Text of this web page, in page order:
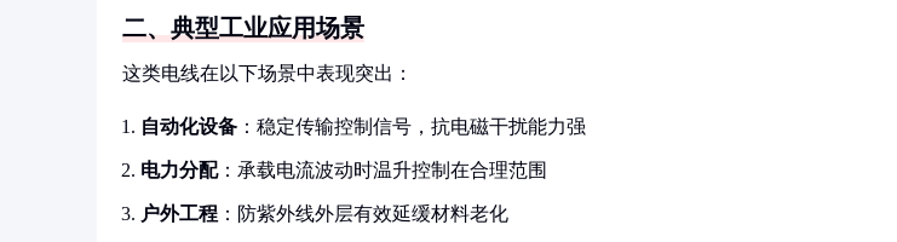
二、典型工业应用场景
这类电线在以下场景中表现突出：
自动化设备 ：稳定传输控制信号，抗电磁干扰能力强
电力分配：承载电流波动时温升控制在合理范围
户外工程 ：防紫外线外层有效延缓材料老化